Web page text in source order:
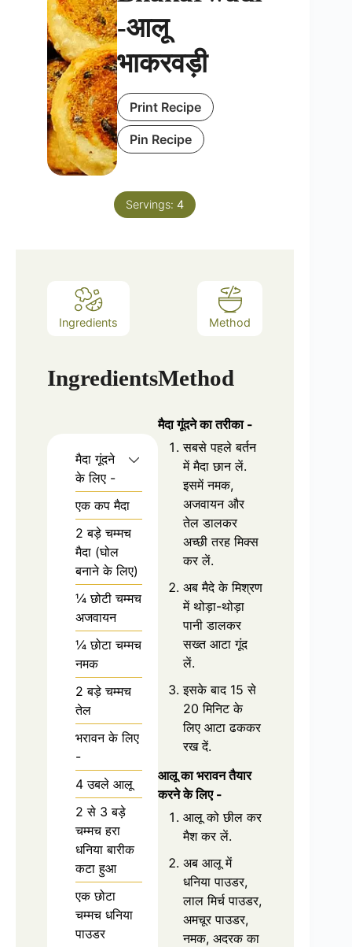
-आलू
भाकरवड़ी
Print Recipe
Pin Recipe
Servings:4
Ingredients Method
Ingredients
मैदा गूंदने
के लिए -
एक कप मैदा
2 बड़े चम्मच
मैदा (घोल
बनाने के लिए)
¼ छोटी चम्मच
अजवायन
¼ छोटा चम्मच
नमक
2 बड़े चम्मच
तेल
भरावन के लिए
-
4 उबले आलू
2 से 3 बड़े
चम्मच हरा
धनिया बारीक
कटा हुआ
एक छोटा
चम्मच धनिया
पाउडर
Method
मैदा गूंदने का तरीका -
सबसे पहले बर्तन
में मैदा छान लें.
इसमें नमक,
अजवायन और
तेल डालकर
अच्छी तरह मिक्स
कर लें.
अब मैदे के मिश्रण
में थोड़ा-थोड़ा
पानी डालकर
सख्त आटा गूंद
लें.
इसके बाद 15 से
20 मिनिट के
लिए आटा ढककर
रख दें.
आलू का भरावन तैयार
करने के लिए -
आलू को छील कर
मैश कर लें.
अब आलू में
धनिया पाउडर,
लाल मिर्च पाउडर,
अमचूर पाउडर,
नमक, अदरक का